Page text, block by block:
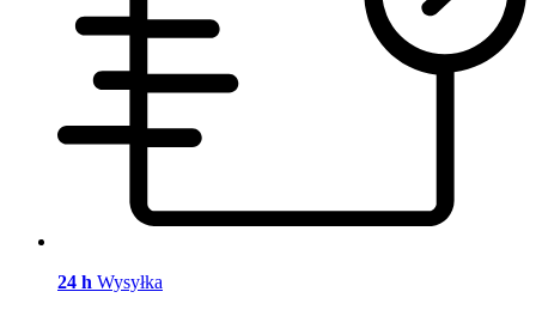
24 h Wysyłka